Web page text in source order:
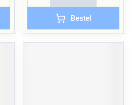
Bestel